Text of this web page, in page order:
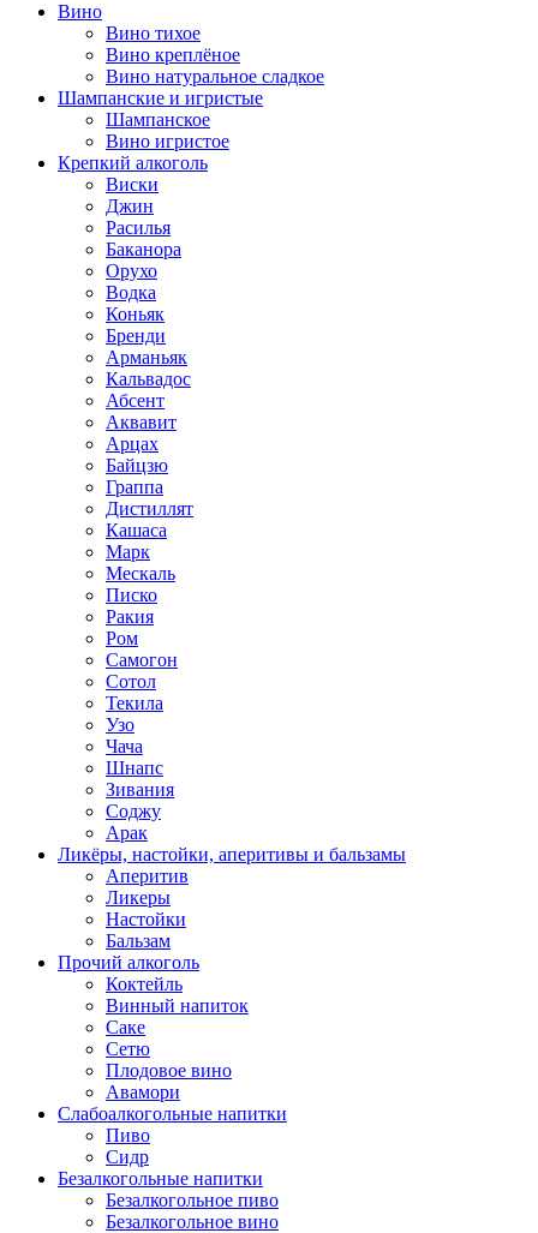
Вино
Вино тихое
Вино креплёное
Вино натуральное сладкое
Шампанские и игристые
Шампанское
Вино игристое
Крепкий алкоголь
Виски
Джин
Расилья
Баканора
Орухо
Водка
Коньяк
Бренди
Арманьяк
Кальвадос
Абсент
Аквавит
Арцах
Байцзю
Граппа
Дистиллят
Кашаса
Марк
Мескаль
Писко
Ракия
Ром
Самогон
Сотол
Текила
Узо
Чача
Шнапс
Зивания
Соджу
Арак
Ликёры, настойки, аперитивы и бальзамы
Аперитив
Ликеры
Настойки
Бальзам
Прочий алкоголь
Коктейль
Винный напиток
Саке
Сетю
Плодовое вино
Авамори
Слабоалкогольные напитки
Пиво
Сидр
Безалкогольные напитки
Безалкогольное пиво
Безалкогольное вино